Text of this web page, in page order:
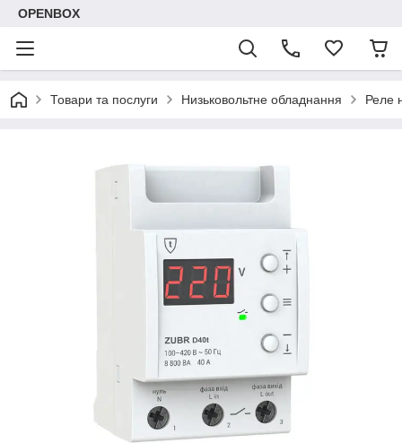
OPENBOX
Товари та послуги Низьковольтне обладнання Реле